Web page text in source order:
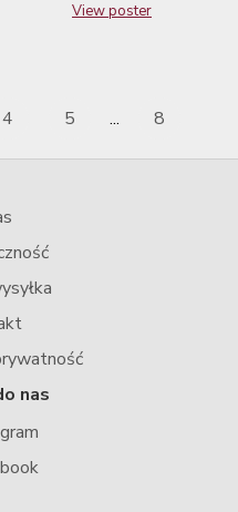
View poster
4 5 ... 8
nas